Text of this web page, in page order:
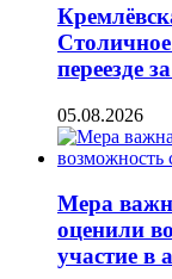
переезде
05.08.2026
Мера
оценили
участие в